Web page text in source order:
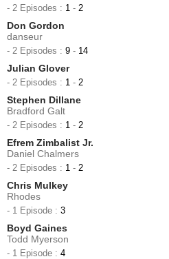
- 2 Episodes : 1 - 2
Don Gordon
danseur
- 2 Episodes : 9 - 14
Julian Glover
- 2 Episodes : 1 - 2
Stephen Dillane
Bradford Galt
- 2 Episodes : 1 - 2
Efrem Zimbalist Jr.
Daniel Chalmers
- 2 Episodes : 1 - 2
Chris Mulkey
Rhodes
- 1 Episode : 3
Boyd Gaines
Todd Myerson
- 1 Episode : 4